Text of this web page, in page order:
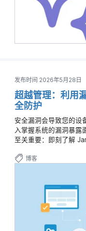
发布时间 2026年5月28日
超越管理：利用
全防护
安全漏洞会导致您的设
入掌握系统的漏洞暴露
至关重要：即刻了解
博客